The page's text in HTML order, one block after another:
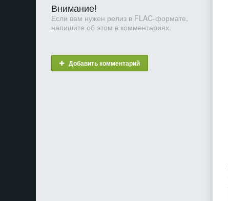
Внимание!
Если вам нужен релиз в FLAC-формате,
напишите об этом в комментариях.
Добавить комментарий